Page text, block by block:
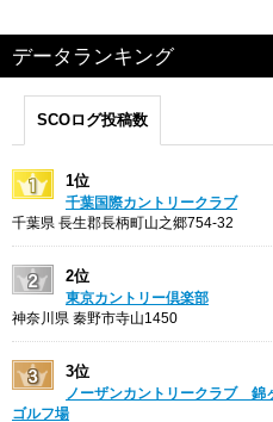
データランキング
SCOログ投稿数
1位
千葉国際カントリークラブ
千葉県 長生郡長柄町山之郷754-32
2位
東京カントリー倶楽部
神奈川県 秦野市寺山1450
3位
ノーザンカントリークラブ 錦
ゴルフ場